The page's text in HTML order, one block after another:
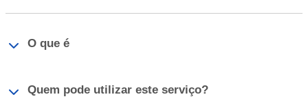
O que é
Quem pode utilizar este serviço?